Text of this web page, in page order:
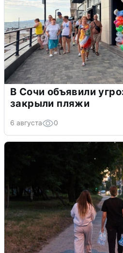
В Сочи объявили
закрыли пляжи
6 августа 0